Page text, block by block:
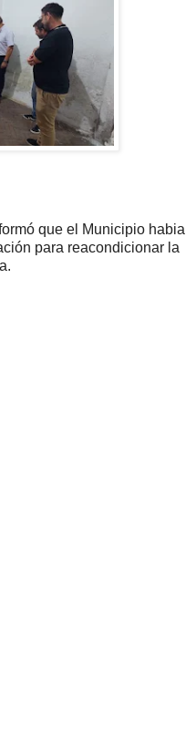
que el Municipio habia
para reacondicionar la